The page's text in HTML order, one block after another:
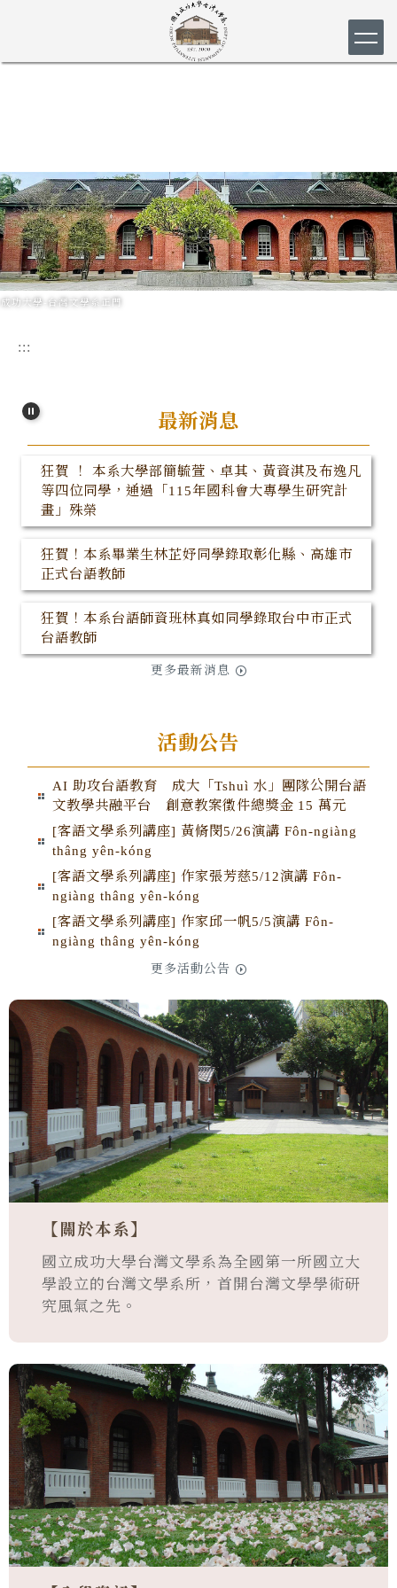
要
成功大學-台灣文學系正門
:::
最新消息
學創作獎-小說」
狂賀 ！ 本系大學部簡毓萱、卓其、黃資淇及布逸凡
等四位同學，通過「115年國科會大專學生研究計
畫」殊榮
狂賀！本系畢業生林芷妤同學錄取彰化縣、高雄市
正式台語教師
狂賀！本系台語師資班林真如同學錄取台中市正式
台語教師
狂賀！本系畢業生姚卓鈞同學錄取新北市正式台語
AI 助攻台語教育 成大「Tshuì 水」團隊公開台語
【徵才】國立成功大學國科會跨領域社會需求計畫
AI台語文平台徵求大學或碩士以上專任助理
恭賀本系王右君老師、吳玫瑛老師、楊芳枝老師獲
國科會計畫核定通過！
狂賀！本系大學部李寬宏同學榮獲苗栗縣第29屆夢
花文學獎「新詩類」首獎
Hoan-gêng sin-chhéng NCKU Tâi-gí chióng-ha̍k-
kim
恭賀本系王右君老師榮獲本校114學年度輔導優良導
師
【錄取名單公告及報到通知】2026年度中等學校本
土語文-台語教師在職進修第二專長學分班第六期(公
費班)_第三次自行報名招生
【公告】114學年度第2學期專任教師應聘複審通過
第一屆「張良澤及台灣文學史建構」國際研討會徵
稿Tiuⁿ Liông-te̍k kap Tâi-oân Bûn-ha̍k-sú Khí-chō
【錄取名單公告及報到通知】2026年度中等學校本
土語文-台語教師在職進修第二專長學分班第六期(公
費班)_第二次自行報名招生
更多最新消息
活動公告
AI 助攻台語教育 成大「Tshuì 水」團隊公開台語
文教學共融平台 創意教案徵件總獎金 15 萬元
[客語文學系列講座] 黃脩閔5/26演講 Fôn-ngiàng
thâng yên-kóng
[客語文學系列講座] 作家張芳慈5/12演講 Fôn-
ngiàng thâng yên-kóng
[客語文學系列講座] 作家邱一帆5/5演講 Fôn-
ngiàng thâng yên-kóng
更多活動公告
【關於本系】
國立成功大學台灣文學系為全國第一所國立大
學設立的台灣文學系所，首開台灣文學學術研
究風氣之先。